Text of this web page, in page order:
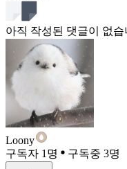
아직 작성된 댓글이 없습
Loony
구독자 1명
구독중 3명